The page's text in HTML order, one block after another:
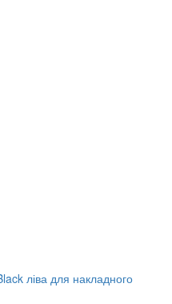
ліва для накладного